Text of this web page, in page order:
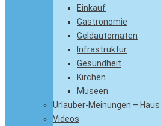
Einkauf
Gastronomie
Geldautomaten
Infrastruktur
Gesundheit
Kirchen
Museen
Urlauber-Meinungen – Haus
Videos